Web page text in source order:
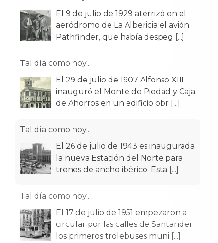
El 9 de julio de 1929 aterrizó en el
aeródromo de La Albericia el avión
Pathfinder, que había despeg [...]
Tal día como hoy...
El 29 de julio de 1907 Alfonso XIII
inauguró el Monte de Piedad y Caja
de Ahorros en un edificio obr [...]
Tal día como hoy...
El 26 de julio de 1943 es inaugurada
la nueva Estación del Norte para
trenes de ancho ibérico. Esta [...]
Tal día como hoy...
El 17 de julio de 1951 empezaron a
circular por las calles de Santander
los primeros trolebuses muni [...]